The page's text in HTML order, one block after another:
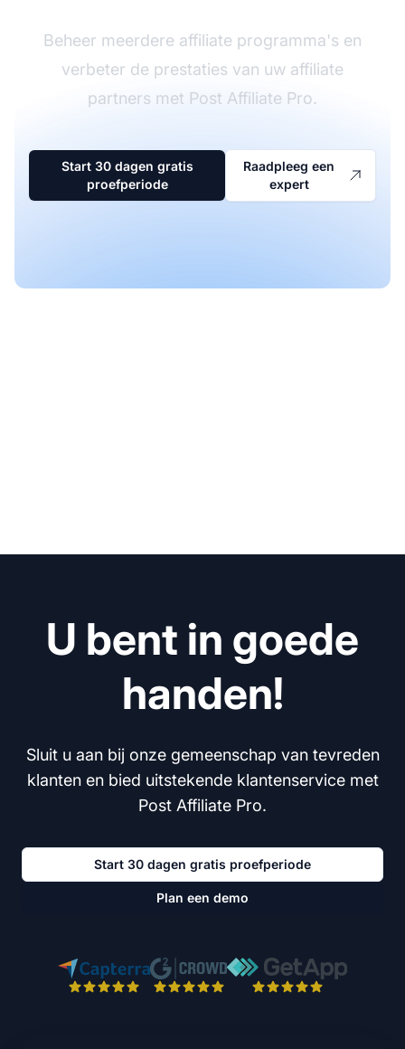
Beheer meerdere affiliate programma's en
verbeter de prestaties van uw affiliate
partners met Post Affiliate Pro.
Start 30 dagen gratis
proefperiode
Raadpleeg een
expert
U bent in goede
handen!
Sluit u aan bij onze gemeenschap van tevreden
klanten en bied uitstekende klantenservice met
Post Affiliate Pro.
Start 30 dagen gratis proefperiode
Plan een demo